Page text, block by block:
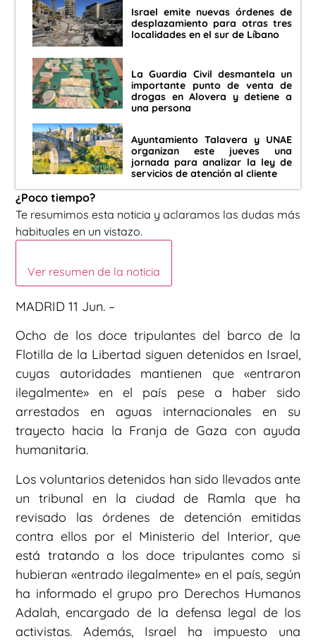
Israel emite nuevas órdenes de
desplazamiento para otras tres
localidades en el sur de Líbano
La Guardia Civil desmantela un
importante punto de venta de
drogas en Alovera y detiene a
una persona
Ayuntamiento Talavera y UNAE
organizan este jueves una
jornada para analizar la ley de
servicios de atención al cliente
¿Poco tiempo?
Te resumimos esta noticia y aclaramos las dudas más
habituales en un vistazo.
Ver resumen de la noticia
MADRID 11 Jun. –
Ocho de los doce tripulantes del barco de la
Flotilla de la Libertad siguen detenidos en Israel,
cuyas autoridades mantienen que «entraron
ilegalmente» en el país pese a haber sido
arrestados en aguas internacionales en su
trayecto hacia la Franja de Gaza con ayuda
humanitaria.
Los voluntarios detenidos han sido llevados ante
un tribunal en la ciudad de Ramla que ha
revisado las órdenes de detención emitidas
contra ellos por el Ministerio del Interior, que
está tratando a los doce tripulantes como si
hubieran «entrado ilegalmente» en el país, según
ha informado el grupo pro Derechos Humanos
Adalah, encargado de la defensa legal de los
activistas. Además, Israel ha impuesto una